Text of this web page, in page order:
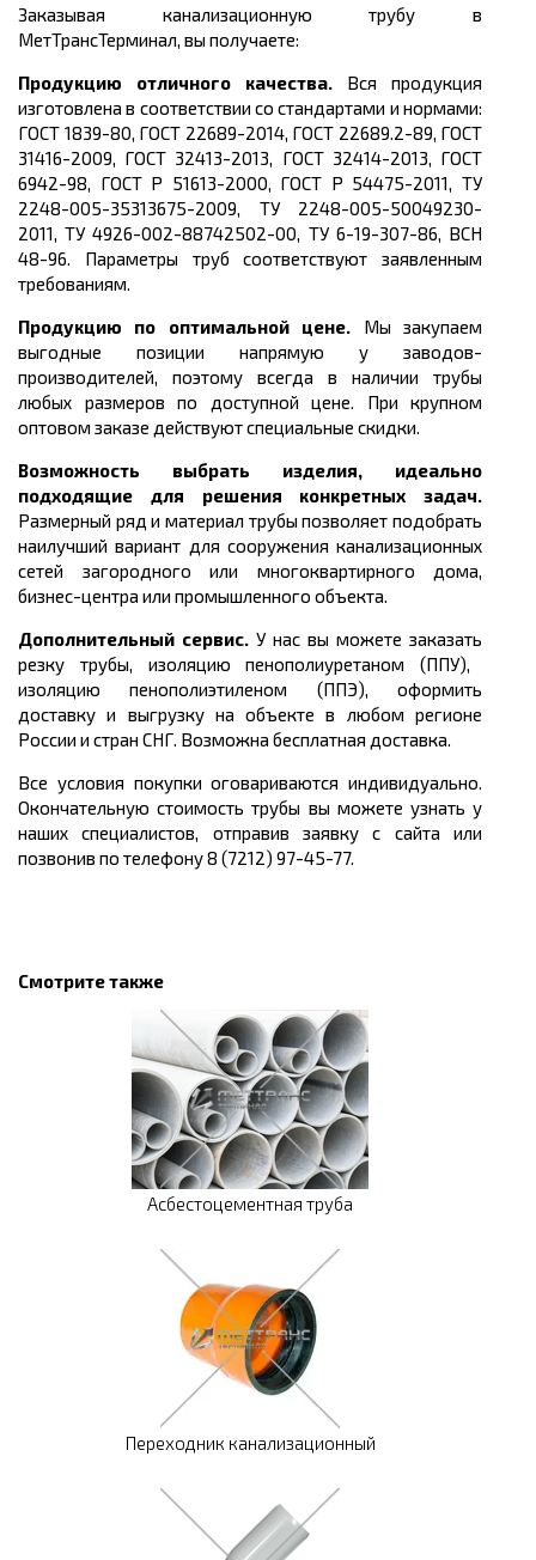
Заказывая канализационную трубу в
МетТрансТерминал, вы получаете:
Продукцию отличного качества. Вся продукция
изготовлена в соответствии со стандартами и нормами:
ГОСТ 1839-80, ГОСТ 22689-2014, ГОСТ 22689.2-89, ГОСТ
31416-2009, ГОСТ 32413-2013, ГОСТ 32414-2013, ГОСТ
6942-98, ГОСТ Р 51613-2000, ГОСТ Р 54475-2011, ТУ
2248-005-35313675-2009, ТУ 2248-005-50049230-
2011, ТУ 4926-002-88742502-00, ТУ 6-19-307-86, ВСН
48-96. Параметры труб соответствуют заявленным
требованиям.
Продукцию по оптимальной цене. Мы закупаем
выгодные позиции напрямую у заводов-
производителей, поэтому всегда в наличии трубы
любых размеров по доступной цене. При крупном
оптовом заказе действуют специальные скидки.
Возможность выбрать изделия, идеально
подходящие для решения конкретных задач.
Размерный ряд и материал трубы позволяет подобрать
наилучший вариант для сооружения канализационных
сетей загородного или многоквартирного дома,
бизнес-центра или промышленного объекта.
Дополнительный сервис. У нас вы можете заказать
резку трубы, изоляцию пенополиуретаном (ППУ),
изоляцию пенополиэтиленом (ППЭ), оформить
доставку и выгрузку на объекте в любом регионе
России и стран СНГ. Возможна бесплатная доставка.
Все условия покупки оговариваются индивидуально.
Окончательную стоимость трубы вы можете узнать у
наших специалистов, отправив заявку с сайта или
позвонив по телефону 8 (7212) 97-45-77.
Смотрите также
Асбестоцементная труба
Переходник канализационный